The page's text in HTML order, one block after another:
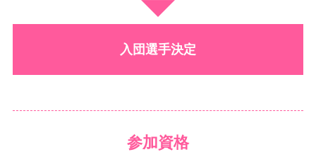
入団選手決定
参加資格